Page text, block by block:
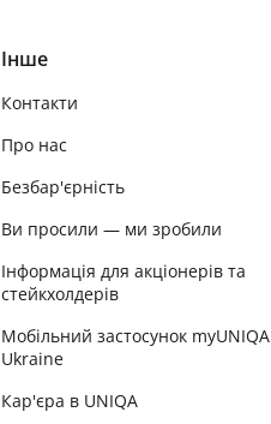
Інше
Контакти
Про нас
Безбар'єрність
Ви просили — ми зробили
Інформація для акціонерів та
стейкхолдерів
Мобільний застосунок myUNIQA
Ukraine
Кар'єра в UNIQA